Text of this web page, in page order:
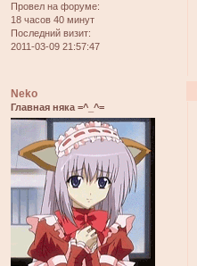
Провел на форуме:
18 часов 40 минут
Последний визит:
2011-03-09 21:57:47
Neko
Главная няка =^_^=